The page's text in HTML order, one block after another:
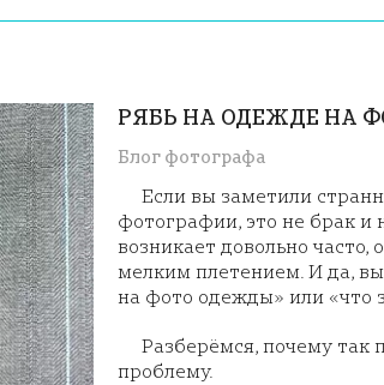
РЯБЬ НА ОДЕЖДЕ НА
Блог фотографа
Если вы заметили
фотографии, это не брак
возникает довольно
мелким плетением. И да,
на фото одежды» или «что
Разберёмся, почему так
проблему.